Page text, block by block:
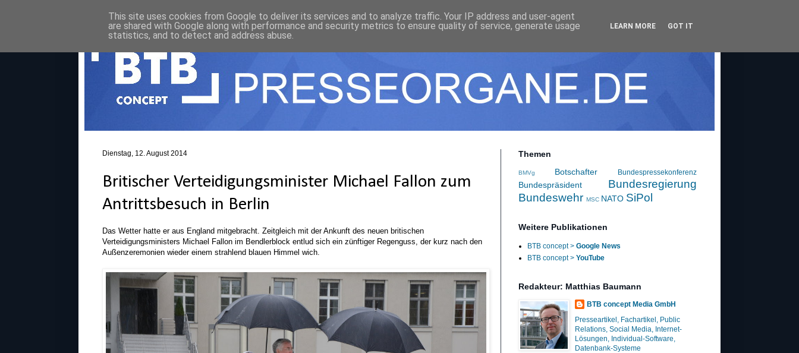
Dienstag, 12. August 2014
Britischer Verteidigungsminister Michael Fallon zum
Antrittsbesuch in Berlin
Das Wetter hatte er aus England mitgebracht. Zeitgleich mit der Ankunft des neuen britischen
Verteidigungsministers Michael Fallon im Bendlerblock entlud sich ein zünftiger Regenguss, der kurz nach den
Außenzeremonien wieder einem strahlend blauen Himmel wich.
Themen
BMVg Botschafter Bundespressekonferenz
Bundespräsident
Bundesregierung
Bundeswehr MSC NATO SiPol
Weitere Publikationen
BTB concept > Google News
BTB concept > YouTube
Redakteur: Matthias Baumann
BTB concept Media GmbH
Presseartikel, Fachartikel, Public
Relations, Social Media, Internet-
Lösungen, Individual-Software,
Datenbank-Systeme
This site uses cookies from Google to deliver its services and to analyze traffic. Your IP address and user-agent
are shared with Google along with performance and security metrics to ensure quality of service, generate usage
statistics, and to detect and address abuse.
LEARN MORE GOT IT